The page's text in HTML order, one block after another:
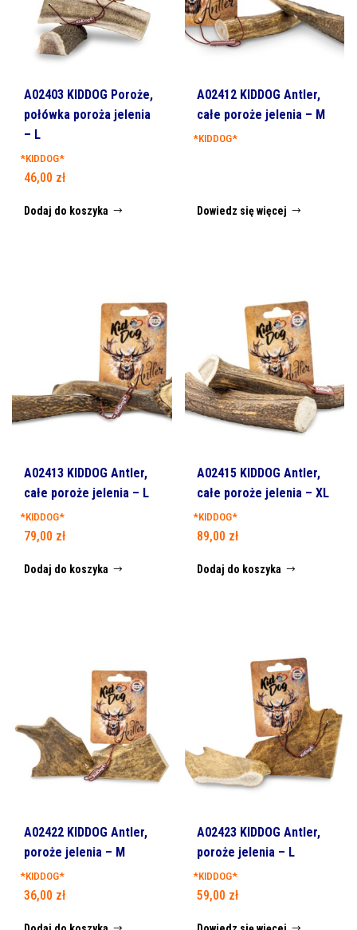
A02403 KIDDOG Poroże,
połówka poroża jelenia
– L
*KIDDOG*
46,00 zł
Dodaj do koszyka
A02412 KIDDOG Antler,
całe poroże jelenia – M
*KIDDOG*
Dowiedz się więcej
A02413 KIDDOG Antler,
całe poroże jelenia – L
*KIDDOG*
79,00 zł
Dodaj do koszyka
A02415 KIDDOG Antler,
całe poroże jelenia – XL
*KIDDOG*
89,00 zł
Dodaj do koszyka
A02422 KIDDOG Antler,
poroże jelenia – M
*KIDDOG*
36,00 zł
A02423 KIDDOG Antler,
poroże jelenia – L
*KIDDOG*
59,00 zł